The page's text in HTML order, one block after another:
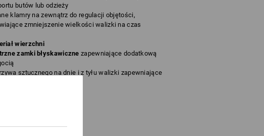
butów lub odzieży
klamry na zewnątrz do regulacji objętości,
zmniejszenie wielkości walizki na czas
wierzchni
zamki błyskawiczne zapewniające dodatkową
sztucznego na dnie i z tyłu walizki zapewniające
x 230 mm